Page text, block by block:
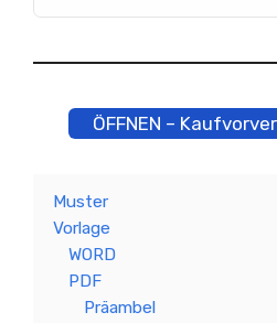
ÖFFNEN –
Muster
Vorlage
WORD
PDF
Präambel